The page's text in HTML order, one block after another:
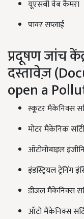
यूएसबी वेब कैमरा
पावर सप्लाई
प्रदूषण जांच
दस्तावेज़
open a
स्कूटर मैकेनिक्स
मोटर मैकेनिक
ऑटोमोबाइल
इंडस्ट्रियल ट्रेनिंग
डीजल मैकेनिक्स
ऑटो मैकेनिक्स